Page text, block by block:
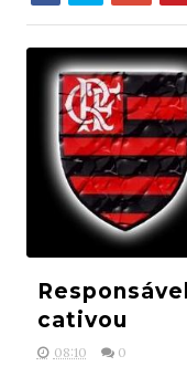
cativou
08:10 0